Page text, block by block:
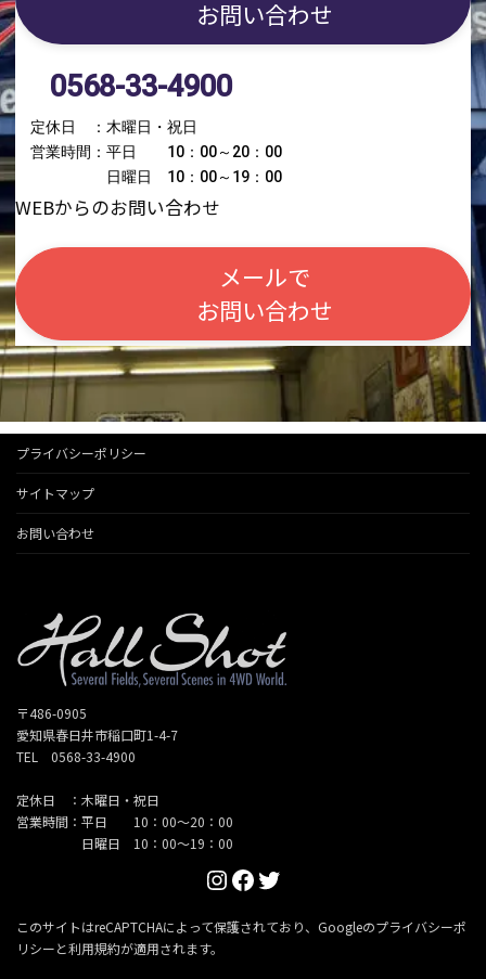
お問い合わせ
0568-33-4900
定休日 ：木曜日・祝日
営業時間：平日 10：00～20：00
日曜日 10：00～19：00
WEBからのお問い合わせ
メールで
お問い合わせ
プライバシーポリシー
サイトマップ
お問い合わせ
〒486-0905
愛知県春日井市稲口町1-4-7
TEL 0568-33-4900
定休日 ：木曜日・祝日
営業時間：平日 10：00～20：00
日曜日 10：00～19：00
Instagram
Facebook
Twitter
このサイトはreCAPTCHAによって保護されており、Googleのプライバシーポ
リシーと利用規約が適用されます。